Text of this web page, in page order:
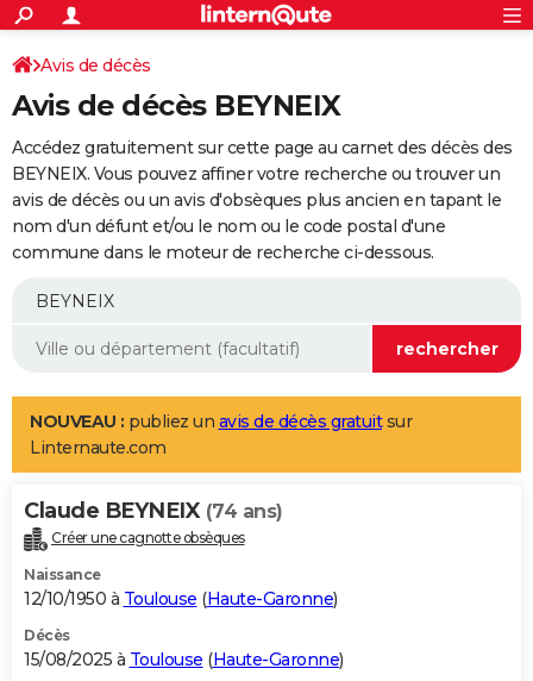
ACTUALITÉS
Politique
Société
Faits Divers
Education
Monde
Villes
+
SPORT
Coupe du monde 2026
Football
Tennis
Cyclisme
Rugby
Forum
Programme TV
TNT
Streaming
Cinéma
Sorties cinéma
Musique
+
FINANCE
Retraite
Epargne
Immobilier
Risques naturels par ville
Banque
Assurance
AUTO
Essais
Réserver un essai
Citadines
Berlines
SUV
Forum auto
+
Mobiles
Meilleur smartphone
Internet
Ordinateurs
Jeux vidéo
Guide high-tech
Aménagement intérieur
LIFESTYLE
Art de vivre
Bien-être
Loisirs
Mode
Modes de vie
Alimentation
Guide de la santé
Maladies
Médicaments
Sommeil
VOYAGE
Destinations
City break
Voyage nature
Voyage de noces
Forum
Climat
+PHOTO
GUIDES D'ACHAT
BONS PLANS
Avis de décès
Avis de décès BEYNEIX
Accédez gratuitement sur cette page au carnet des décès des
BEYNEIX. Vous pouvez affiner votre recherche ou trouver un
avis de décès ou un avis d'obsèques plus ancien en tapant le
nom d'un défunt et/ou le nom ou le code postal d'une
commune dans le moteur de recherche ci-dessous.
NOUVEAU : publiez un avis de décès gratuitsur
Linternaute.com
Claude BEYNEIX (74 ans)
Créer une cagnotte obsèques
Naissance
12/10/1950 à Toulouse (Haute-Garonne)
Décès
15/08/2025 à Toulouse (Haute-Garonne)